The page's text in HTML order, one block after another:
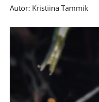
Autor: Kristiina Tammik